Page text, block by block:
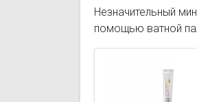
Незначительный
помощью ватной